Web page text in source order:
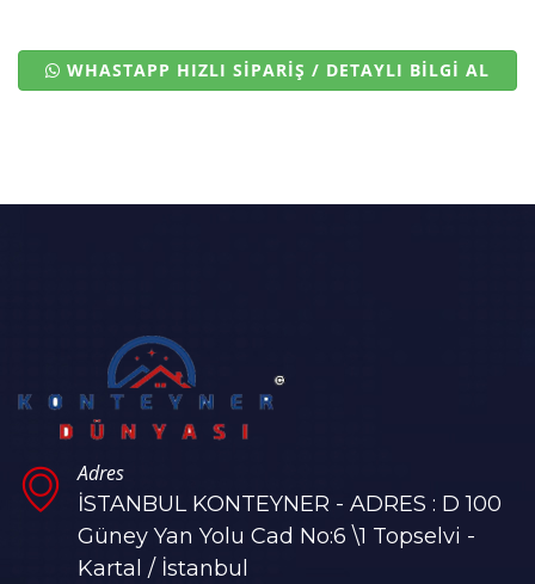
WHASTAPP HIZLI SİPARİŞ / DETAYLI BİLGİ AL
Adres
İSTANBUL KONTEYNER - ADRES : D 100
Güney Yan Yolu Cad No:6 \1 Topselvi -
Kartal / İstanbul